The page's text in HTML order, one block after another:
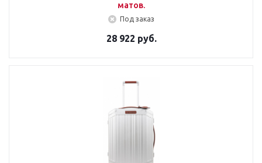
матов.
Под заказ
28 922 руб.